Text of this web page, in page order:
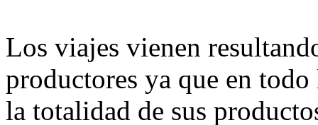
Los viajes vienen
productores ya que en
la totalidad de sus